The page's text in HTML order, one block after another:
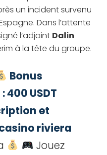
un incident survenu
Dans l’attente
l’adjoint Dalin
à la tête du groupe.
Bonus
USDT
et
riviera
Jouez